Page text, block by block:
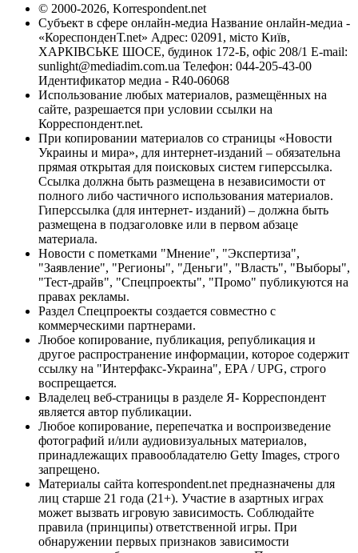
© 2000-2026, Korrespondent.net
Субъект в сфере онлайн-медиа Название онлайн-медиа -
«КореспонденТ.net» Адрес: 02091, місто Київ,
ХАРКІВСЬКЕ ШОСЕ, будинок 172-Б, офіс 208/1 E-mail:
sunlight@mediadim.com.ua Телефон: 044-205-43-00
Идентификатор медиа - R40-06068
Использование любых материалов, размещённых на
сайте, разрешается при условии ссылки на
Корреспондент.net.
При копировании материалов со страницы «Новости
Украины и мира», для интернет-изданий – обязательна
прямая открытая для поисковых систем гиперссылка.
Ссылка должна быть размещена в независимости от
полного либо частичного использования материалов.
Гиперссылка (для интернет- изданий) – должна быть
размещена в подзаголовке или в первом абзаце
материала.
Новости с пометками "Мнение", "Экспертиза",
"Заявление", "Регионы", "Деньги", "Власть", "Выборы",
"Тест-драйв", "Спецпроекты", "Промо" публикуются на
правах рекламы.
Раздел Спецпроекты создается совместно с
коммерческими партнерами.
Любое копирование, публикация, републикация и
другое распространение информации, которое содержит
ссылку на "Интерфакс-Украина", EPA / UPG, строго
воспрещается.
Владелец веб-страницы в разделе Я- Корреспондент
является автор публикации.
Любое копирование, перепечатка и воспроизведение
фотографий и/или аудиовизуальных материалов,
принадлежащих правообладателю Getty Images, строго
запрещено.
Материалы сайта korrespondent.net предназначены для
лиц старше 21 года (21+). Участие в азартных играх
может вызвать игровую зависимость. Соблюдайте
правила (принципы) ответственной игры. При
обнаружении первых признаков зависимости